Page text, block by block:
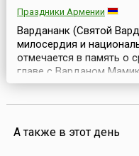
Праздники Армении
Вардананк (Святой
милосердия и
отмечается в память о
главе с Варданом
армии на Аварайрском
к вероотступничеству.
Иездигерд II отп...
А также в этот день